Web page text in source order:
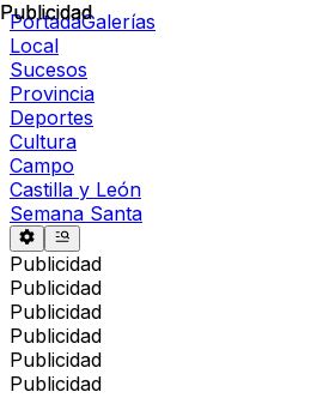
PortadaGalerías
Local
Sucesos
Provincia
Deportes
Cultura
Campo
Castilla y León
Semana Santa
Publicidad
Publicidad
Publicidad
Publicidad
Publicidad
Publicidad
Publicidad
Publicidad